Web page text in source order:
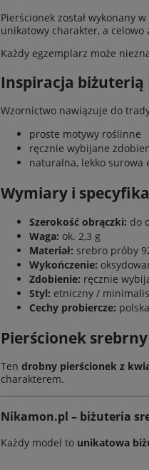
Pierścionek został wykonany
unikatowy charakter, a celowo
Każdy egzemplarz może
Inspiracja biżuterią
Wzornictwo nawiązuje do
proste motywy roślinne
ręcznie wybijane
naturalna, lekko surowa
Wymiary i
Szerokość obrączki: do
Waga: ok. 2,3 g
Materiał: srebro próby
Wykończenie:
Zdobienie: ręcznie
Styl: etniczny /
Cechy probiercze:
Pierścionek
Ten drobny pierścionek z
charakterem.
Nikamon.pl – biżuteria
Każdy model to unikatowa